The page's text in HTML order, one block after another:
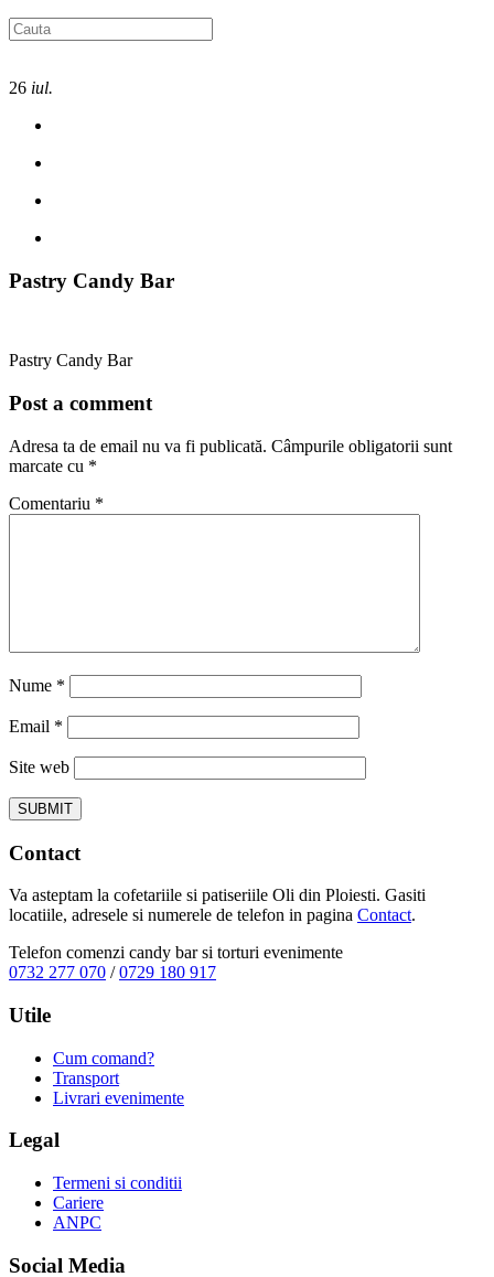
26 iul.
Pastry Candy Bar
Pastry Candy Bar
Post a comment
Adresa ta de email nu va fi publicată. Câmpurile obligatorii sunt
marcate cu *
Comentariu *
Nume *
Email *
Site web
Contact
Va asteptam la cofetariile si patiseriile Oli din Ploiesti. Gasiti
locatiile, adresele si numerele de telefon in pagina Contact.
Telefon comenzi candy bar si torturi evenimente
0732 277 070 /0729 180 917
Utile
Cum comand?
Transport
Livrari evenimente
Legal
Termeni si conditii
Cariere
ANPC
Social Media